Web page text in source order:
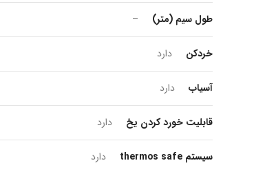
طول سیم (متر) –
خردکن دارد
آسیاب دارد
قابلیت خورد کردن یخ دارد
سیستم thermos safe دارد